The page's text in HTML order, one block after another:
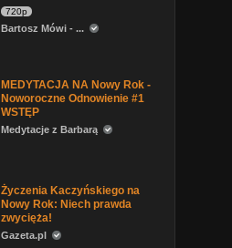
720p
Bartosz Mówi - ...
MEDYTACJA NA Nowy Rok -
Noworoczne Odnowienie #1
WSTĘP
Medytacje z Barbarą
Życzenia Kaczyńskiego na
Nowy Rok: Niech prawda
zwycięża!
Gazeta.pl